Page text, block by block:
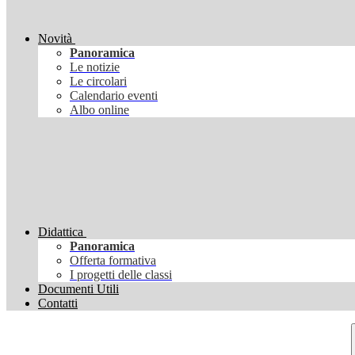
Novità
Panoramica
Le notizie
Le circolari
Calendario eventi
Albo online
Didattica
Panoramica
Offerta formativa
I progetti delle classi
Documenti Utili
Contatti